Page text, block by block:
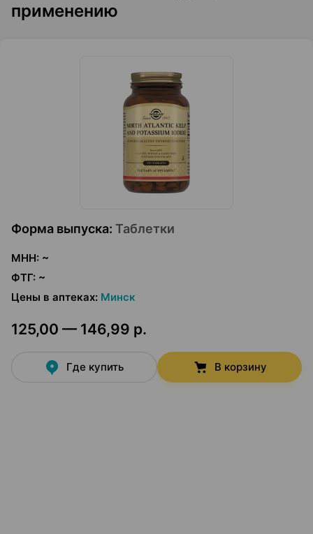
применению
Форма выпуска: Таблетки
МНН: ~
ФТГ: ~
Цены в аптеках: Минск
125,00 — 146,99 р.
Где купить В корзину